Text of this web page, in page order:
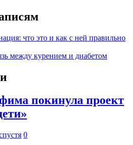
что это и как с ней правильно
между курением и диабетом
покинула проект
0